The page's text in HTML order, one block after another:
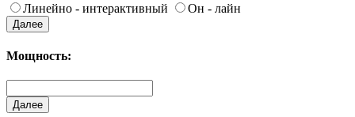
Линейно - интерактивный Он - лайн
Далее
Мощность:
Далее